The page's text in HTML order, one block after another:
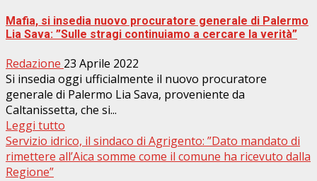
Mafia, si insedia nuovo procuratore generale di Palermo
Lia Sava: ”Sulle stragi continuiamo a cercare la verità”
Redazione 23 Aprile 2022
Si insedia oggi ufficialmente il nuovo procuratore
generale di Palermo Lia Sava, proveniente da
Caltanissetta, che si...
Leggi tutto
Servizio idrico, il sindaco di Agrigento: ”Dato mandato di
rimettere all’Aica somme come il comune ha ricevuto dalla
Regione”